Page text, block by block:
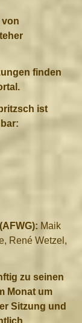
von
finden
ist
Maik
René Wetzel,
zu seinen
Monat um
Sitzung und